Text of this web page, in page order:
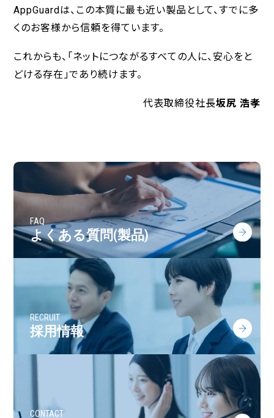
AppGuardは、この本質に最も近い製品として、すでに多
くのお客様から信頼を得ています。
これからも、「ネットにつながるすべての人に、安心をと
どける存在」であり続けます。
代表取締役社長坂尻 浩孝
FAQ
よくある質問(製品)
RECRUIT
採用情報
CONTACT